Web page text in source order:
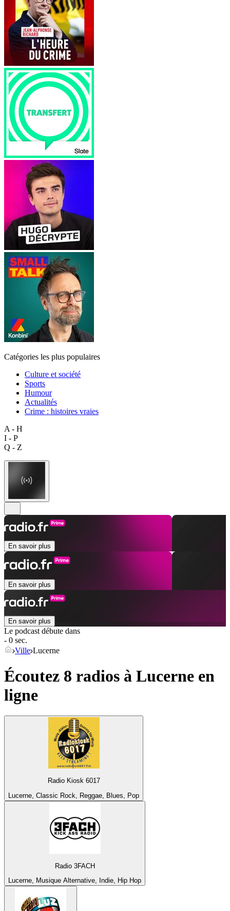
Catégories les plus populaires
Culture et société
Sports
Humour
Actualités
Crime : histoires vraies
A - H
I - P
Q - Z
En savoir plus
En savoir plus
En savoir plus
Le podcast débute dans
- 0 sec.
Ville Lucerne
Écoutez 8 radios à Lucerne en
ligne
Radio Kiosk 6017
Lucerne, Classic Rock, Reggae, Blues, Pop
Radio 3FACH
Lucerne, Musique Alternative, Indie, Hip Hop